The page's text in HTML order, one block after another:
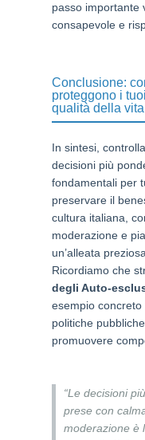
passo importante
consapevole e
Conclusione:
proteggono i
qualità della vita
In sintesi,
decisioni più
fondamentali per
preservare il
cultura italiana,
moderazione e
un’alleata
Ricordiamo che
degli Auto-
esempio
politiche
promuovere
“Le decisioni
prese con
moderazione è